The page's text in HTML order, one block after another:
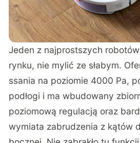
Jeden z najprostszych
rynku, nie mylić ze słabym.
ssania na poziomie 4000 Pa,
podłogi i ma wbudowany
poziomową regulacją oraz
wymiata zabrudzenia z kątów